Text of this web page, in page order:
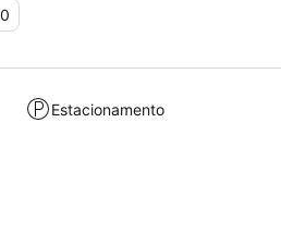
Estacionamento